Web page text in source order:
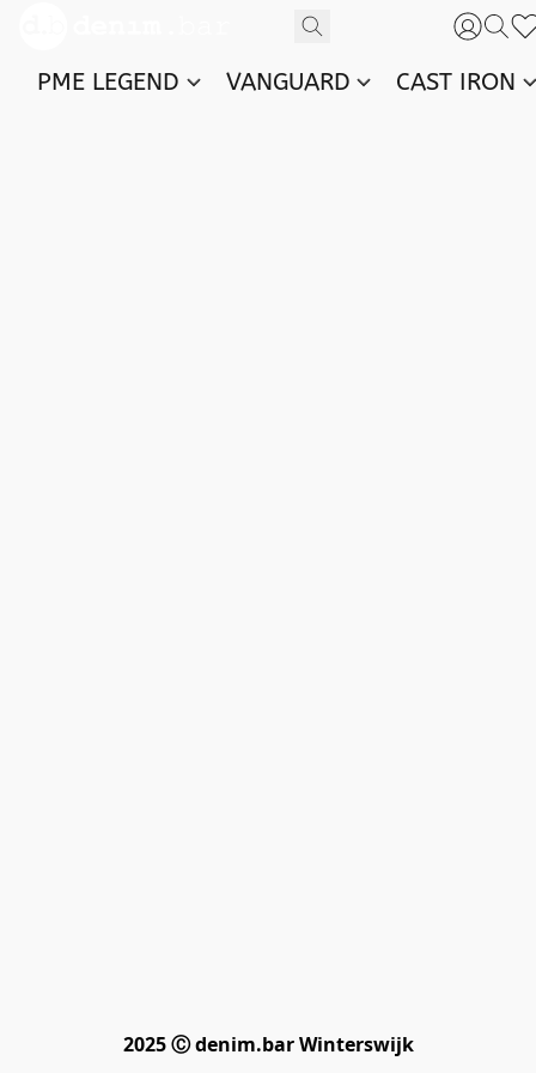
PME LEGEND VANGUARD CAST IRON
2025 Ⓒ denim.bar Winterswijk